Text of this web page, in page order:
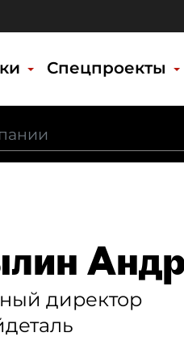
Спецпроекты
директор